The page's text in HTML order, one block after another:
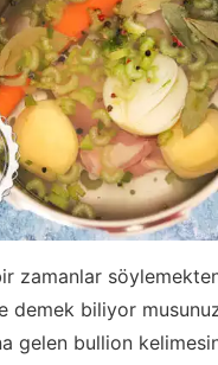
zamanlar
demek biliyor
gelen bullion